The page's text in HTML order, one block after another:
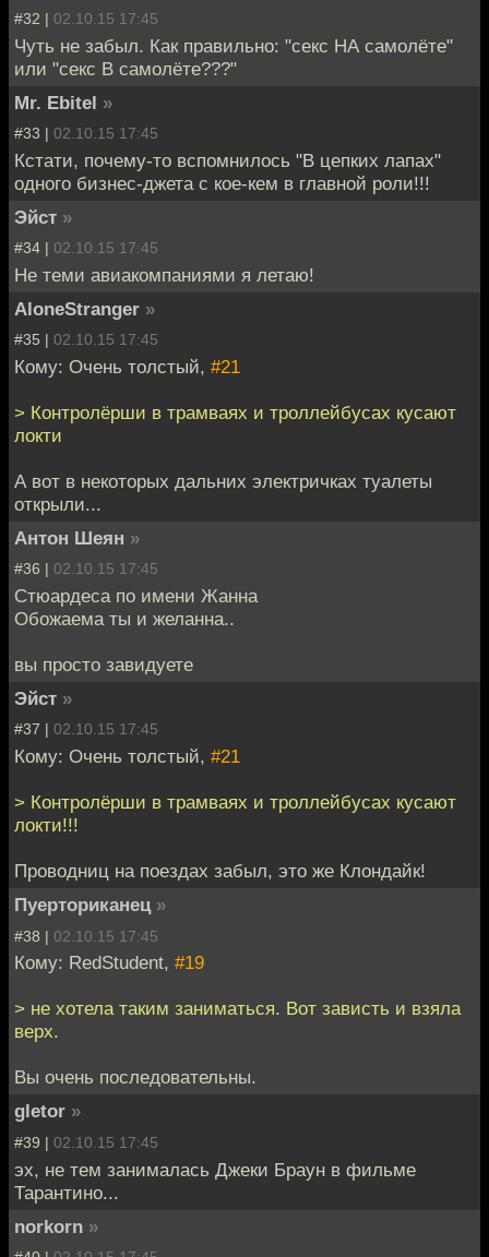
#32 | 02.10.15 17:45
Чуть не забыл. Как правильно: "секс НА самолёте"
или "секс В самолёте???"
Mr. Ebitel »
#33 | 02.10.15 17:45
Кстати, почему-то вспомнилось "В цепких лапах"
одного бизнес-джета с кое-кем в главной роли!!!
Эйст »
#34 | 02.10.15 17:45
Не теми авиакомпаниями я летаю!
AloneStranger »
#35 | 02.10.15 17:45
Кому: Очень толстый, #21
> Контролёрши в трамваях и троллейбусах кусают
локти
А вот в некоторых дальних электричках туалеты
открыли...
Антон Шеян »
#36 | 02.10.15 17:45
Стюардеса по имени Жанна
Обожаема ты и желанна..
вы просто завидуете
Эйст »
#37 | 02.10.15 17:45
Кому: Очень толстый, #21
> Контролёрши в трамваях и троллейбусах кусают
локти!!!
Проводниц на поездах забыл, это же Клондайк!
Пуерториканец »
#38 | 02.10.15 17:45
Кому: RedStudent, #19
> не хотела таким заниматься. Вот зависть и взяла
верх.
Вы очень последовательны.
gletor »
#39 | 02.10.15 17:45
эх, не тем занималась Джеки Браун в фильме
Тарантино...
norkorn »